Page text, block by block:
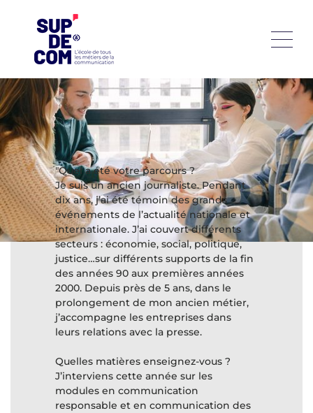
Témoignages de l'Équipe
"Quel a été votre parcours ?
Je suis un ancien journaliste. Pendant
dix ans, j’ai été témoin des grands
événements de l’actualité nationale et
internationale. J’ai couvert différents
secteurs : économie, social, politique,
justice…sur différents supports de la fin
des années 90 aux premières années
2000. Depuis près de 5 ans, dans le
prolongement de mon ancien métier,
j’accompagne les entreprises dans
leurs relations avec la presse.
Quelles matières enseignez-vous ?
J’interviens cette année sur les
modules en communication
responsable et en communication des